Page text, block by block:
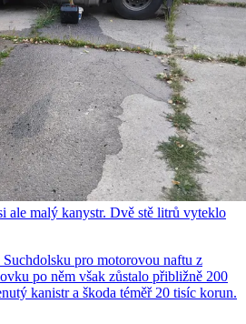
ale malý kanystr. Dvě stě litrů vyteklo
pro motorovou naftu z
po něm však zůstalo přibližně 200
kanistr a škoda téměř 20 tisíc korun.